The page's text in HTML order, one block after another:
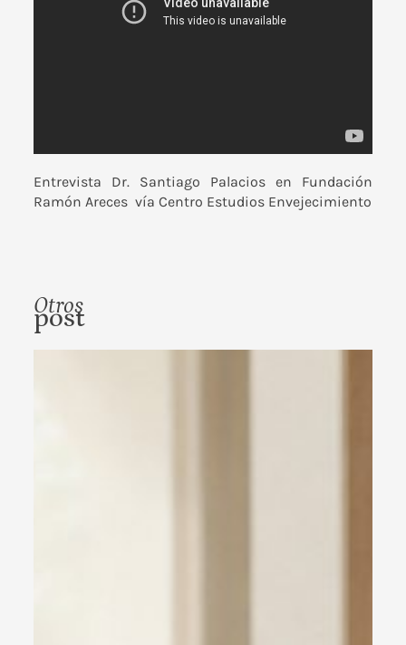
Entrevista Dr. Santiago Palacios en Fundación
Ramón Arecesvía Centro Estudios Envejecimiento
Otros
post